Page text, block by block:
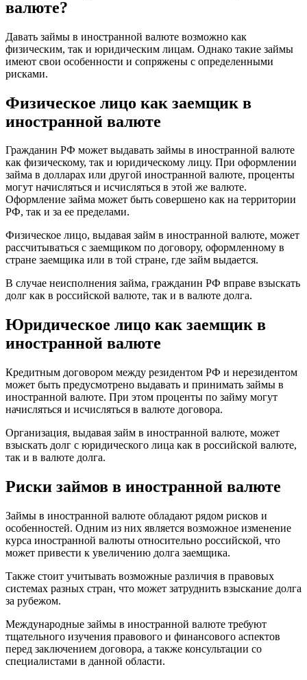
валюте?
Давать займы в иностранной валюте возможно как
физическим, так и юридическим лицам. Однако такие займы
имеют свои особенности и сопряжены с определенными
рисками.
Физическое лицо как заемщик в
иностранной валюте
Гражданин РФ может выдавать займы в иностранной валюте
как физическому, так и юридическому лицу. При оформлении
займа в долларах или другой иностранной валюте, проценты
могут начисляться и исчисляться в этой же валюте.
Оформление займа может быть совершено как на территории
РФ, так и за ее пределами.
Физическое лицо, выдавая займ в иностранной валюте, может
рассчитываться с заемщиком по договору, оформленному в
стране заемщика или в той стране, где займ выдается.
В случае неисполнения займа, гражданин РФ вправе взыскать
долг как в российской валюте, так и в валюте долга.
Юридическое лицо как заемщик в
иностранной валюте
Кредитным договором между резидентом РФ и нерезидентом
может быть предусмотрено выдавать и принимать займы в
иностранной валюте. При этом проценты по займу могут
начисляться и исчисляться в валюте договора.
Организация, выдавая займ в иностранной валюте, может
взыскать долг с юридического лица как в российской валюте,
так и в валюте долга.
Риски займов в иностранной валюте
Займы в иностранной валюте обладают рядом рисков и
особенностей. Одним из них является возможное изменение
курса иностранной валюты относительно российской, что
может привести к увеличению долга заемщика.
Также стоит учитывать возможные различия в правовых
системах разных стран, что может затруднить взыскание долга
за рубежом.
Международные займы в иностранной валюте требуют
тщательного изучения правового и финансового аспектов
перед заключением договора, а также консультации со
специалистами в данной области.